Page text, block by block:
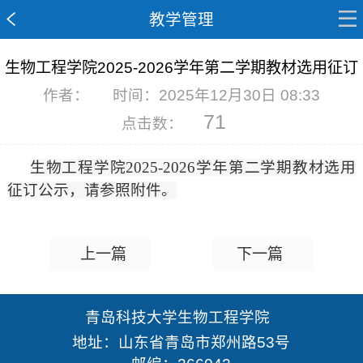
教学管理
生物工程学院2025-2026学年第二学期教材选用征订
作者：
时间：2025年12月30日 08:33
点击数：
71
生物工程学院2025-2026学年第二学期教材选用
征订公示，请参照附件。
上一篇 下一篇
青岛科技大学生物工程学院
地址：山东省青岛市郑州路53号